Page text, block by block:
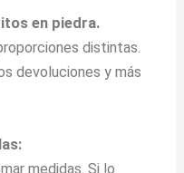
en piedra.
distintas.
devoluciones y más
medidas. Si lo